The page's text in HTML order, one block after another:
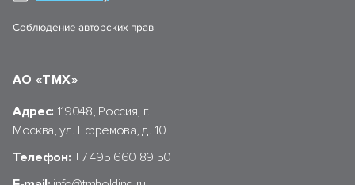
Соблюдение авторских прав
АО «ТМХ»
Адрес: 119048, Россия, г.
Москва, ул. Ефремова, д. 10
Телефон: +7 495 660 89 50